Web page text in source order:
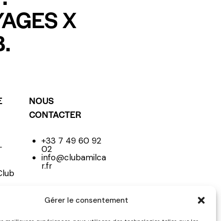
Gérer le consentement
X
NOUS
CONTACTER
+33 7 49 60 92
02
info@clubamilca
r.fr